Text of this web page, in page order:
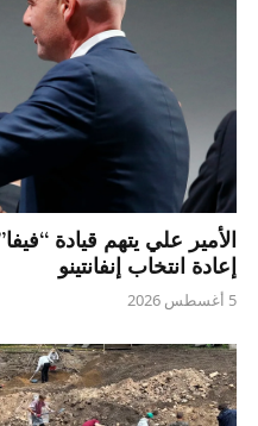
الأمير علي يتهم قيادة
إعادة انتخاب إنفانتينو
5 أغسطس 2026